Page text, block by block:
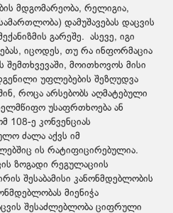
მდგომარეობა, რელიგია,
დამუშავებას დაცვის
გარეშე. ასევე, იგი
იცოდეს, თუ რა ინფორმაცია
შემთხვევაში, მოითხოვოს მისი
უფლებების შეზღუდვა
როცა არსებობს აღმატებული
უსაფრთხოება ან
108-ე კონვენციას
ძალა აქვს იმ
ის რატიფიცირებულია.
ზოგადი რეგულაციის
შესაბამისი კანონმდებლობის
მიენიჭა
შესაძლებლობა ციფრული